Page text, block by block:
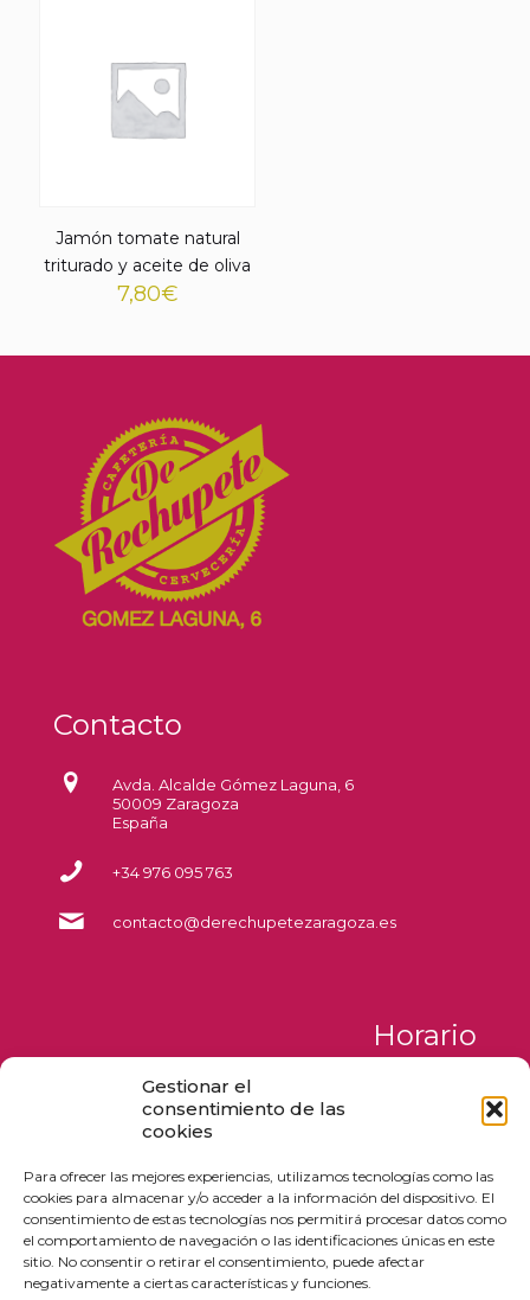
Gestionar el
consentimiento de las
cookies
Para ofrecer las mejores experiencias, utilizamos tecnologías como las
cookies para almacenar y/o acceder a la información del dispositivo. El
consentimiento de estas tecnologías nos permitirá procesar datos como
el comportamiento de navegación o las identificaciones únicas en este
sitio. No consentir o retirar el consentimiento, puede afectar
negativamente a ciertas características y funciones.
Jamón tomate natural
triturado y aceite de oliva
7,80€
Contacto
Avda. Alcalde Gómez Laguna, 6
50009 Zaragoza
España
+34 976 095 763
contacto@derechupetezaragoza.es
Horario
de 09:00 a 18:00
Domingos
de 12:00 a 17:00